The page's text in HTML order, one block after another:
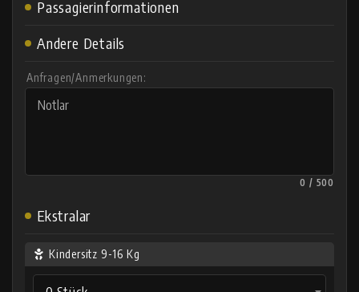
Passagierinformationen
Andere Details
Anfragen/Anmerkungen:
0 / 500
Ekstralar
Kindersitz 9-16 Kg